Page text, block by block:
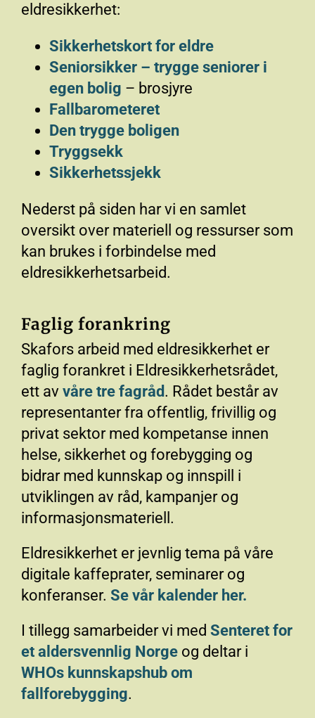
eldresikkerhet:
Sikkerhetskort for eldre
Seniorsikker – trygge seniorer i
egen bolig – brosjyre
Fallbarometeret
Den trygge boligen
Tryggsekk
Sikkerhetssjekk
Nederst på siden har vi en samlet
oversikt over materiell og ressurser som
kan brukes i forbindelse med
eldresikkerhetsarbeid.
Faglig forankring
Skafors arbeid med eldresikkerhet er
faglig forankret i Eldresikkerhetsrådet,
ett av våre tre fagråd. Rådet består av
representanter fra offentlig, frivillig og
privat sektor med kompetanse innen
helse, sikkerhet og forebygging og
bidrar med kunnskap og innspill i
utviklingen av råd, kampanjer og
informasjonsmateriell.
Eldresikkerhet er jevnlig tema på våre
digitale kaffeprater, seminarer og
konferanser. Se vår kalender her.
I tillegg samarbeider vi med Senteret for
et aldersvennlig Norgeog deltar i
WHOs kunnskapshub om
fallforebygging.